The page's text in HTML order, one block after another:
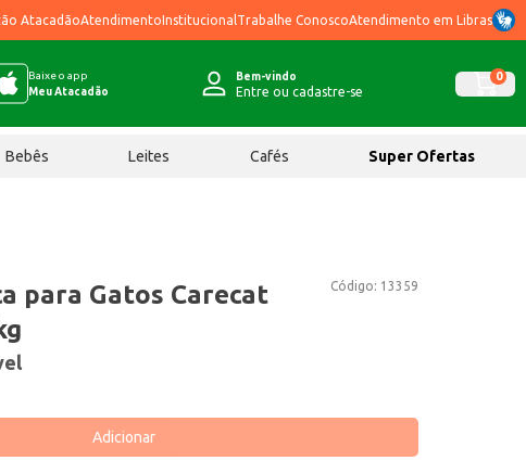
AtacadãoAtendimentoInstitucional Trabalhe ConoscoAtendimento em Libras
Baixe o app
Meu Atacadão
Bem-vindo
Entre ou cadastre-se
0
Bebês Leites Cafés Super Ofertas
Código: 13359
para Gatos Carecat
Adicionar